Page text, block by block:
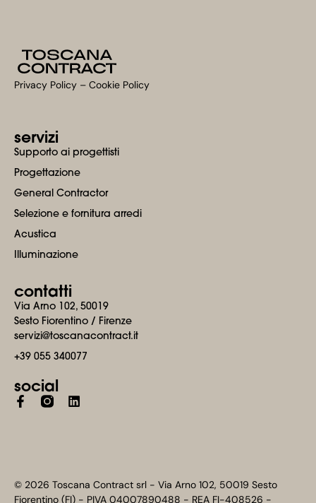
Privacy Policy – Cookie Policy​
servizi
Supporto ai progettisti
Progettazione
General Contractor
Selezione e fornitura arredi
Acustica
Illuminazione
contatti
Via Arno 102, 50019
Sesto Fiorentino / Firenze
servizi@toscanacontract.it
+39 055 340077
social
Facebook-
f
Linkedin
© 2026 Toscana Contract srl - Via Arno 102, 50019 Sesto
Fiorentino (FI) - PIVA 04007890488 - REA FI-408526 -